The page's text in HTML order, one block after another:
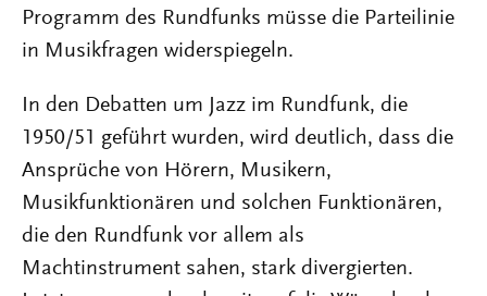
Programm des Rundfunks müsse die Parteilinie
in Musikfragen widerspiegeln.
In den Debatten um Jazz im Rundfunk, die
1950/51 geführt wurden, wird deutlich, dass die
Ansprüche von Hörern, Musikern,
Musikfunktionären und solchen Funktionären,
die den Rundfunk vor allem als
Machtinstrument sahen, stark divergierten.